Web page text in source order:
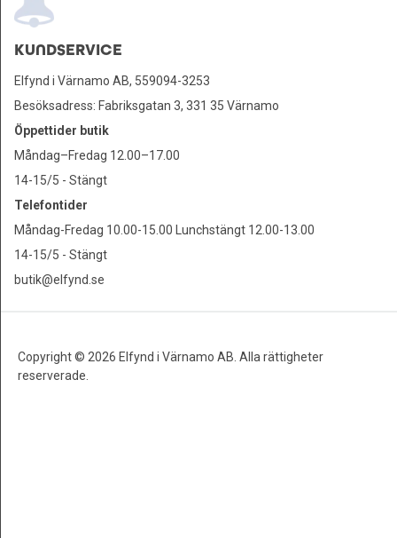
KUNDSERVICE
Elfynd i Värnamo AB, 559094-3253
Besöksadress: Fabriksgatan 3, 331 35 Värnamo
Öppettider butik
Måndag–Fredag 12.00–17.00
14-15/5 - Stängt
Telefontider
Måndag-Fredag 10.00-15.00 Lunchstängt 12.00-13.00
14-15/5 - Stängt
butik@elfynd.se
Copyright © 2026 Elfynd i Värnamo AB. Alla rättigheter
reserverade.